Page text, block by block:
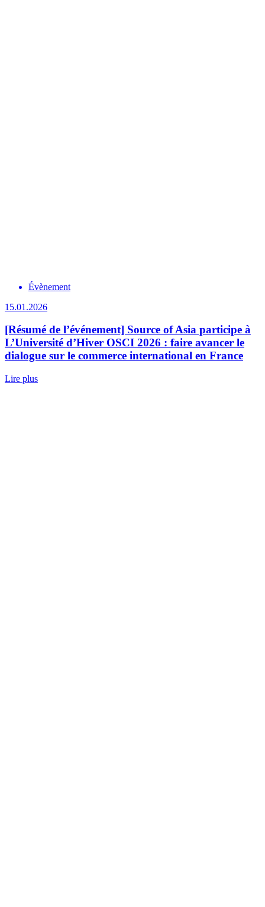
Évènement
15.01.2026
[Résumé de l’événement] Source of Asia participe à
L’Université d’Hiver OSCI 2026 : faire avancer le
dialogue sur le commerce international en France
Lire plus